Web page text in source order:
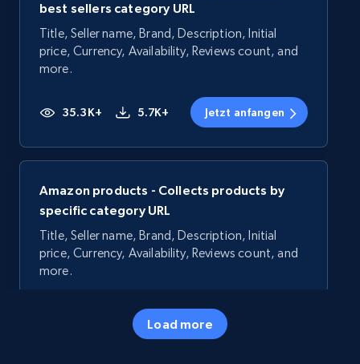
best sellers category URL
Title, Seller name, Brand, Description, Initial
price, Currency, Availability, Reviews count, and
more.
35.3K+ 5.7K+ Jetzt anfangen
Amazon products - Collects products by
specific category URL
Title, Seller name, Brand, Description, Initial
price, Currency, Availability, Reviews count, and
more.
5.7K+ Jetzt anfangen
Load more